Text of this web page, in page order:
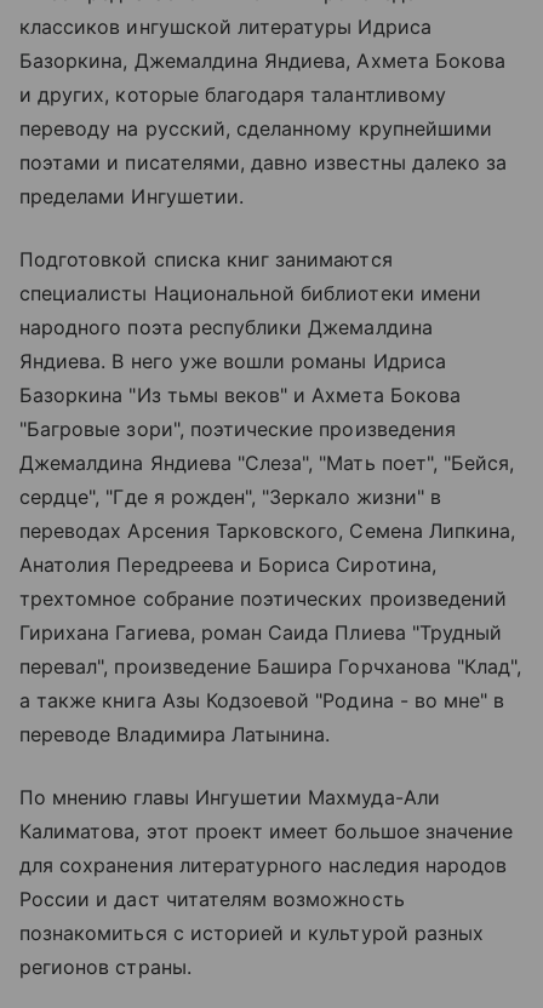
классиков ингушской литературы Идриса
Базоркина, Джемалдина Яндиева, Ахмета Бокова
и других, которые благодаря талантливому
переводу на русский, сделанному крупнейшими
поэтами и писателями, давно известны далеко за
пределами Ингушетии.
Подготовкой списка книг занимаются
специалисты Национальной библиотеки имени
народного поэта республики Джемалдина
Яндиева. В него уже вошли романы Идриса
Базоркина "Из тьмы веков" и Ахмета Бокова
"Багровые зори", поэтические произведения
Джемалдина Яндиева "Слеза", "Мать поет", "Бейся,
сердце", "Где я рожден", "Зеркало жизни" в
переводах Арсения Тарковского, Семена Липкина,
Анатолия Передреева и Бориса Сиротина,
трехтомное собрание поэтических произведений
Гирихана Гагиева, роман Саида Плиева "Трудный
перевал", произведение Башира Горчханова "Клад",
а также книга Азы Кодзоевой "Родина - во мне" в
переводе Владимира Латынина.
По мнению главы Ингушетии Махмуда-Али
Калиматова, этот проект имеет большое значение
для сохранения литературного наследия народов
России и даст читателям возможность
познакомиться с историей и культурой разных
регионов страны.